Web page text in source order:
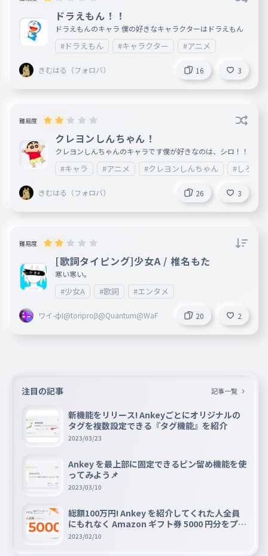
ドラえもん！！
ドラえもんのキャラ 僕の好きなキャラクターはドラえもん
#ドラえもん #キャラクター #アニメ
きむはる（フォロバ） 16 3
難易度
クレヨンしんちゃん！
クレヨンしんちゃんのキャラです僕が好きなのは、シロ！！
#キャラ #アニメ #クレヨンしんちゃん #しろ
きむはる（フォロバ） 26 3
難易度
[歌詞タイピング]少女A / 椎名もた
寒い寒い。
#少女A #歌詞 #エンタメ
ワイ-фI@toriproβ@Quantum@WaF 20 2
注目の記事 記事一覧
新機能をリリース! Ankeyごとにオリジナルの
タグを複数設定できる『タグ機能』を紹介
2023/03/23
Ankey を最上部に固定できるピン留め機能を使
ってみよう📌
2023/03/10
総額100万円! Ankey を紹介してくれた人全員
にもれなく Amazon ギフト券 5000 円分をプレ
ゼントキャンペーン!!
2023/02/10